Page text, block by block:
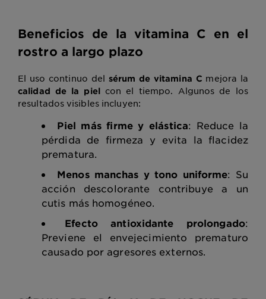
Beneficios de la vitamina C en el
rostro a largo plazo
El uso continuo del sérum de vitamina C mejora la
calidad de la pielcon el tiempo. Algunos de los
resultados visibles incluyen:
Piel más firme y elástica: Reduce la
pérdida de firmeza y evita la flacidez
prematura.
Menos manchas y tono uniforme: Su
acción descolorante contribuye a un
cutis más homogéneo.
Efecto antioxidante prolongado:
Previene el envejecimiento prematuro
causado por agresores externos.